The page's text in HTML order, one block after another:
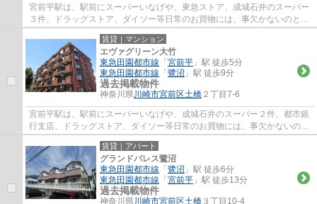
宮前平駅は、駅前にスーパーいなげや、東急ストア、成城石井のスーパー
３件、ドラッグストア、ダイソー等日常のお買物には、事欠かないのと、
駅北側には、宮前区役所、宮前図書館、宮...
賃貸｜マンション
エヴァグリーン大竹
東急田園都市線 「 宮前平 」駅 徒歩5分
東急田園都市線 「 鷺沼 」駅 徒歩9分
過去掲載物件
神奈川県川崎市宮前区土橋 ２丁目7-6
宮前平駅は、駅前にスーパーいなげや、成城石井のスーパー２件、都市銀
行支店、ドラッグストア、ダイソー等日常のお買物には、事欠かないの
と、駅北側には、宮前区役所、宮前図書館、...
賃貸｜アパート
グランドパレス鷺沼
東急田園都市線 「 鷺沼 」駅 徒歩6分
東急田園都市線 「 宮前平 」駅 徒歩13分
過去掲載物件
神奈川県川崎市宮前区土橋 ３丁目10-4